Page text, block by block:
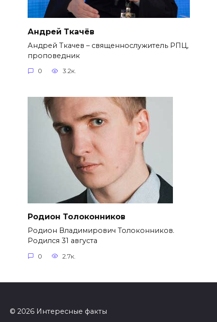
Андрей Ткачёв
Андрей Ткачев – священнослужитель РПЦ,
проповедник
0 3.2к.
Родион Толоконников
Родион Владимирович Толоконников.
Родился 31 августа
0 2.7к.
© 2026 Интересные факты